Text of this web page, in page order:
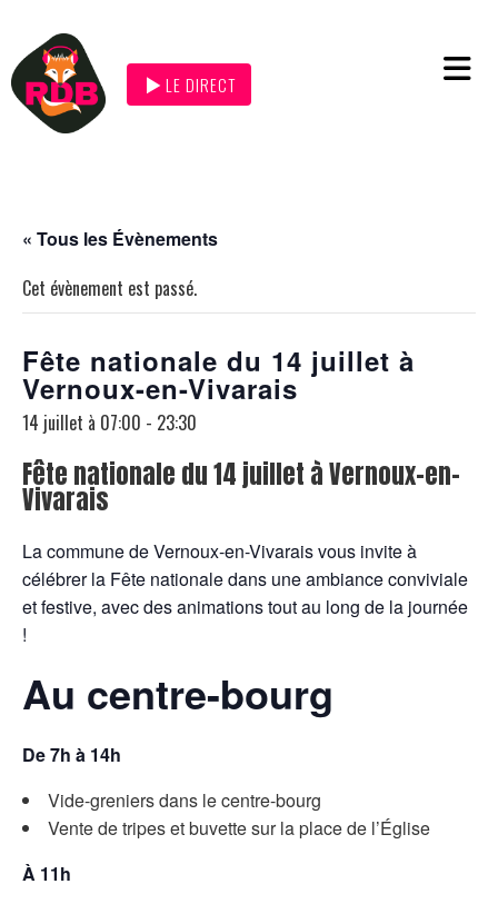
LE DIRECT
« Tous les Évènements
Cet évènement est passé.
Fête nationale du 14 juillet à
Vernoux-en-Vivarais
14 juillet à 07:00 - 23:30
Fête nationale du 14 juillet à Vernoux-en-
Vivarais
La commune de Vernoux-en-Vivarais vous invite à
célébrer la Fête nationale dans une ambiance conviviale
et festive, avec des animations tout au long de la journée
!
Au centre-bourg
De 7h à 14h
Vide-greniers dans le centre-bourg
Vente de tripes et buvette sur la place de l’Église
À 11h